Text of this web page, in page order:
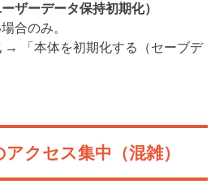
ザーデータ保持初期化）
合のみ。
「本体を初期化する（セーブデ
クセス集中（混雑）